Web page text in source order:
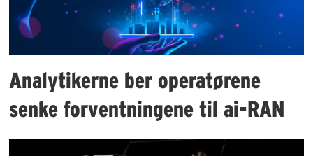
Analytikerne ber operatørene
senke forventningene til ai-RAN